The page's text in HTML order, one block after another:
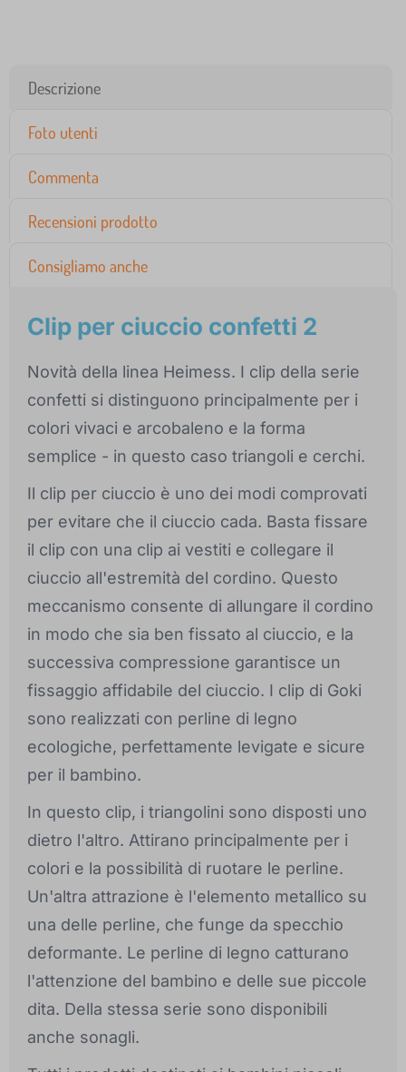
Descrizione
Foto utenti
Commenta
Recensioni prodotto
Consigliamo anche
Clip per ciuccio confetti 2
Novità della linea Heimess. I clip della serie
confetti si distinguono principalmente per i
colori vivaci e arcobaleno e la forma
semplice - in questo caso triangoli e cerchi.
Il clip per ciuccio è uno dei modi comprovati
per evitare che il ciuccio cada. Basta fissare
il clip con una clip ai vestiti e collegare il
ciuccio all'estremità del cordino. Questo
meccanismo consente di allungare il cordino
in modo che sia ben fissato al ciuccio, e la
successiva compressione garantisce un
fissaggio affidabile del ciuccio. I clip di Goki
sono realizzati con perline di legno
ecologiche, perfettamente levigate e sicure
per il bambino.
In questo clip, i triangolini sono disposti uno
dietro l'altro. Attirano principalmente per i
colori e la possibilità di ruotare le perline.
Un'altra attrazione è l'elemento metallico su
una delle perline, che funge da specchio
deformante. Le perline di legno catturano
l'attenzione del bambino e delle sue piccole
dita. Della stessa serie sono disponibili
anche sonagli.